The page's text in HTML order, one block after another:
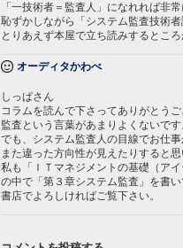
「一技術者＝監査人」になれれば非
恥ずかしながら「システム監査技術
とりあえず本屋で立ち読みするとこ
オーディタかわべ
しっぱさん
コラムを読んで下さってありがとうご
監査という言葉があまりよくないです
でも、システム監査人の目線でお仕
また違った方向性が見えたりすると思
私も「ＩＴマネジメントの基礎（アイ
の中で「第３章システム監査」を書い
書店でよろしければご覧下さい。